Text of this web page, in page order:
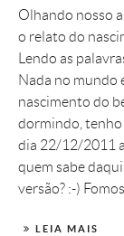
Olhando nosso
o relato do
Lendo as
Nada no mundo
nascimento do
dormindo, tenho
dia 22/12/2011
quem sabe
versão? :-)
LEIA MAIS